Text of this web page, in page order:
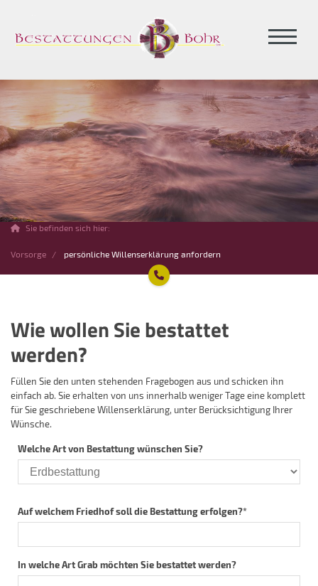
Sie befinden sich hier:
Vorsorge persönliche Willenserklärung anfordern
Wie wollen Sie bestattet
werden?
Füllen Sie den unten stehenden Fragebogen aus und schicken ihn
einfach ab. Sie erhalten von uns innerhalb weniger Tage eine komplett
für Sie geschriebene Willenserklärung, unter Berücksichtigung Ihrer
Wünsche.
Welche Art von Bestattung wünschen Sie?
Auf welchem Friedhof soll die Bestattung erfolgen?*
In welche Art Grab möchten Sie bestattet werden?